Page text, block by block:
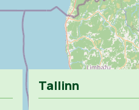
Tallinn